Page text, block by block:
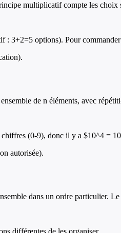
multiplicatif compte les choix
: 3+2=5 options). Pour
de n éléments, avec
(0-9), donc il y a $10^4 =
autorisée).
dans un ordre particulier.
différentes de les organiser.